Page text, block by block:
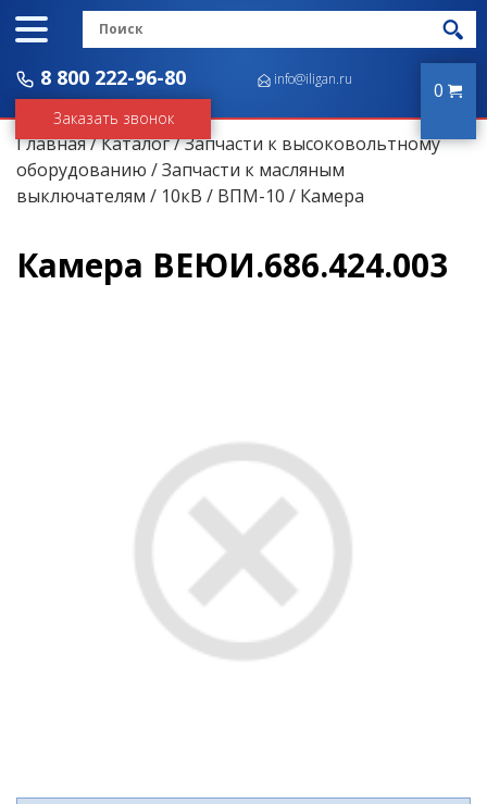
8 800 222-96-80
Заказать звонок
info@iligan.ru 0
Главная/Каталог/Запчасти к высоковольтному
оборудованию /Запчасти к масляным
выключателям / 10кВ / ВПМ-10 / Камера
Камера ВЕЮИ.686.424.003